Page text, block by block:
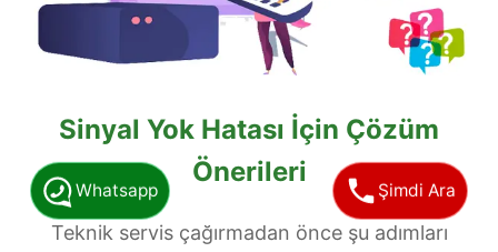
Sinyal Yok Hatası İçin Çözüm
Önerileri
Teknik servis çağırmadan önce şu adımları
Şimdi Ara
Whatsapp